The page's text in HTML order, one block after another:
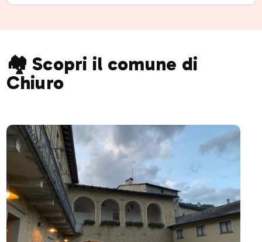
🏘️ Scopri il comune di
Chiuro